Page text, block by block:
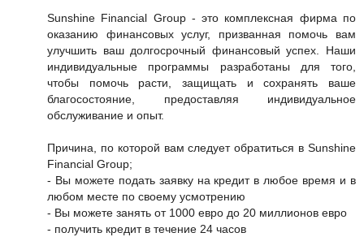
Sunshine Financial Group - это комплексная фирма по
оказанию финансовых услуг, призванная помочь вам
улучшить ваш долгосрочный финансовый успех. Наши
индивидуальные программы разработаны для того,
чтобы помочь расти, защищать и сохранять ваше
благосостояние, предоставляя индивидуальное
обслуживание и опыт.
Причина, по которой вам следует обратиться в Sunshine
Financial Group;
- Вы можете подать заявку на кредит в любое время и в
любом месте по своему усмотрению
- Вы можете занять от 1000 евро до 20 миллионов евро
- получить кредит в течение 24 часов